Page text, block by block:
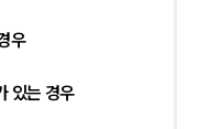
우
있는 경우